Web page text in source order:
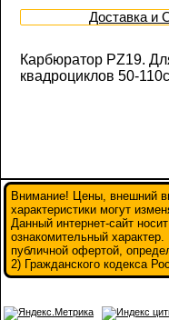
Доставка и
Карбюратор PZ19.
квадроциклов 50-
Внимание! Цены, внешний
характеристики могут
Данный интернет-сайт
ознакомительный
публичной офертой,
2) Гражданского кодекса